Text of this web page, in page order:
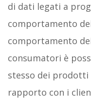
di dati legati a
comportamento
comportamento
consumatori è
stesso dei prodotti
rapporto con i